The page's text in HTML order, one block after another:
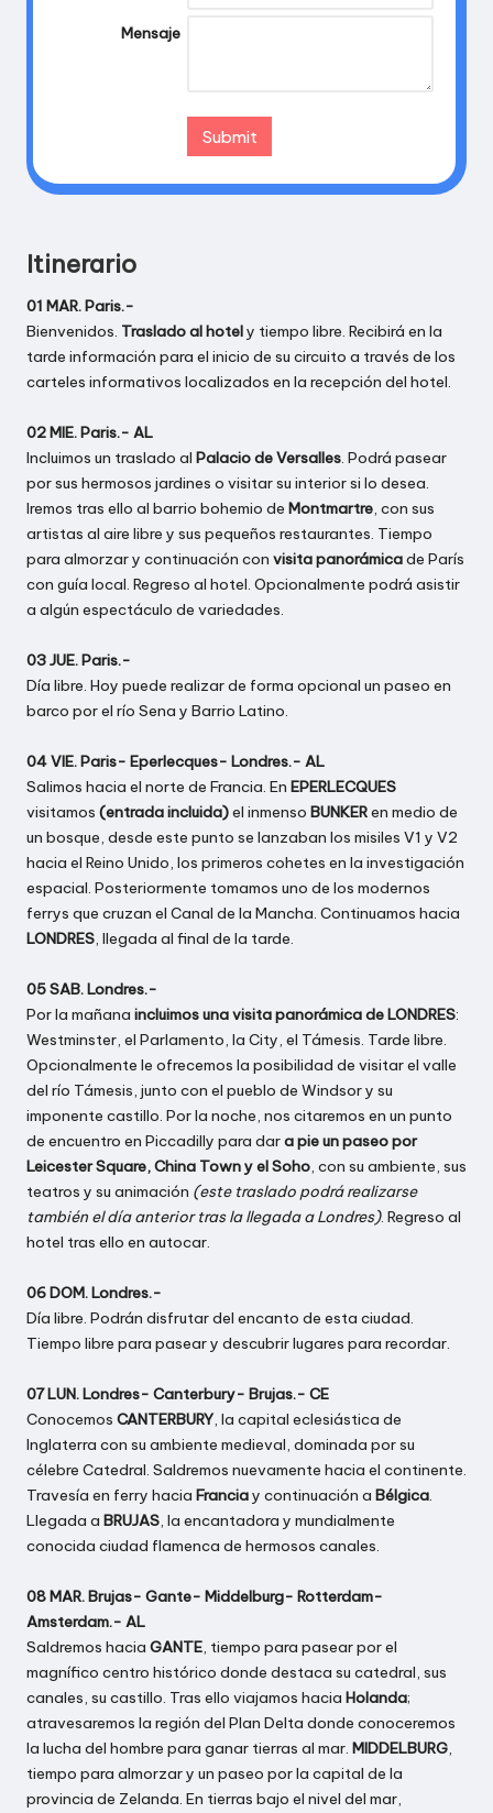
Mensaje
Itinerario
01 MAR. Paris.-
Bienvenidos. Traslado al hotely tiempo libre. Recibirá en la
tarde información para el inicio de su circuito a través de los
carteles informativos localizados en la recepción del hotel.
02 MIE. Paris.- AL
Incluimos un traslado al Palacio de Versalles. Podrá pasear
por sus hermosos jardines o visitar su interior si lo desea.
Iremos tras ello al barrio bohemio de Montmartre, con sus
artistas al aire libre y sus pequeños restaurantes. Tiempo
para almorzar y continuación con visita panorámicade París
con guía local. Regreso al hotel. Opcionalmente podrá asistir
a algún espectáculo de variedades.
03 JUE. Paris.-
Día libre. Hoy puede realizar de forma opcional un paseo en
barco por el río Sena y Barrio Latino.
04 VIE. Paris- Eperlecques- Londres.- AL
Salimos hacia el norte de Francia. En EPERLECQUES
visitamos (entrada incluida)el inmenso BUNKERen medio de
un bosque, desde este punto se lanzaban los misiles V1 y V2
hacia el Reino Unido, los primeros cohetes en la investigación
espacial. Posteriormente tomamos uno de los modernos
ferrys que cruzan el Canal de la Mancha. Continuamos hacia
LONDRES, llegada al final de la tarde.
05 SAB. Londres.-
Por la mañana incluimos una visita panorámica de LONDRES:
Westminster, el Parlamento, la City, el Támesis. Tarde libre.
Opcionalmente le ofrecemos la posibilidad de visitar el valle
del río Támesis, junto con el pueblo de Windsor y su
imponente castillo. Por la noche, nos citaremos en un punto
de encuentro en Piccadilly para dara pie un paseo por
Leicester Square, China Town y el Soho, con su ambiente, sus
teatros y su animación (este traslado podrá realizarse
también el día anterior tras la llegada a Londres). Regreso al
hotel tras ello en autocar.
06 DOM. Londres.-
Día libre. Podrán disfrutar del encanto de esta ciudad.
Tiempo libre para pasear y descubrir lugares para recordar.
07 LUN. Londres- Canterbury- Brujas.- CE
Conocemos CANTERBURY, la capital eclesiástica de
Inglaterra con su ambiente medieval, dominada por su
célebre Catedral. Saldremos nuevamente hacia el continente.
Travesía en ferry hacia Franciay continuación a Bélgica.
Llegada a BRUJAS, la encantadora y mundialmente
conocida ciudad flamenca de hermosos canales.
08 MAR. Brujas- Gante- Middelburg- Rotterdam-
Amsterdam.- AL
Saldremos hacia GANTE, tiempo para pasear por el
magnífico centro histórico donde destaca su catedral, sus
canales, su castillo. Tras ello viajamos hacia Holanda;
atravesaremos la región del Plan Delta donde conoceremos
la lucha del hombre para ganar tierras al mar. MIDDELBURG,
tiempo para almorzar y un paseo por la capital de la
provincia de Zelanda. En tierras bajo el nivel del mar,